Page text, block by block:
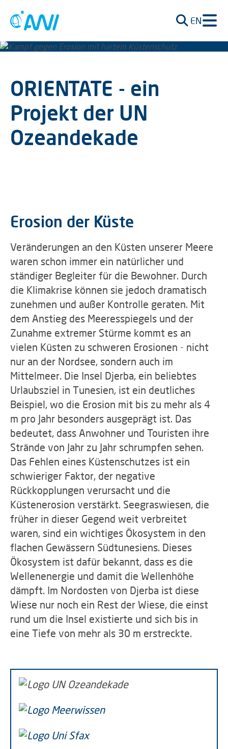
EN
ORIENTATE - ein
Projekt der UN
Ozeandekade
Erosion der Küste
Veränderungen an den Küsten unserer Meere
waren schon immer ein natürlicher und
ständiger Begleiter für die Bewohner. Durch
die Klimakrise können sie jedoch dramatisch
zunehmen und außer Kontrolle geraten. Mit
dem Anstieg des Meeresspiegels und der
Zunahme extremer Stürme kommt es an
vielen Küsten zu schweren Erosionen - nicht
nur an der Nordsee, sondern auch im
Mittelmeer. Die Insel Djerba, ein beliebtes
Urlaubsziel in Tunesien, ist ein deutliches
Beispiel, wo die Erosion mit bis zu mehr als 4
m pro Jahr besonders ausgeprägt ist. Das
bedeutet, dass Anwohner und Touristen ihre
Strände von Jahr zu Jahr schrumpfen sehen.
Das Fehlen eines Küstenschutzes ist ein
schwieriger Faktor, der negative
Rückkopplungen verursacht und die
Küstenerosion verstärkt. Seegraswiesen, die
früher in dieser Gegend weit verbreitet
waren, sind ein wichtiges Ökosystem in den
flachen Gewässern Südtunesiens. Dieses
Ökosystem ist dafür bekannt, dass es die
Wellenenergie und damit die Wellenhöhe
dämpft. Im Nordosten von Djerba ist diese
Wiese nur noch ein Rest der Wiese, die einst
rund um die Insel existierte und sich bis in
eine Tiefe von mehr als 30 m erstreckte.